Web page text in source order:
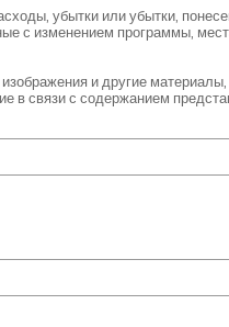
убытки или убытки,
с изменением программы,
и другие
в связи с содержанием